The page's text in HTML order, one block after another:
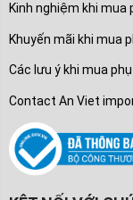
Kinh nghiệm khi mua
Khuyến mãi khi mua
Các lưu ý khi mua
Contact An Viet